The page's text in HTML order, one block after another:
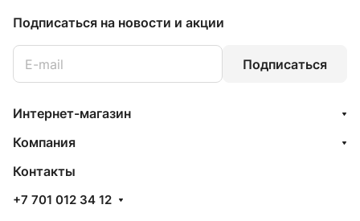
Подписаться на новости и акции
Подписаться
Интернет-магазин
Компания
Контакты
+7 701 012 34 12